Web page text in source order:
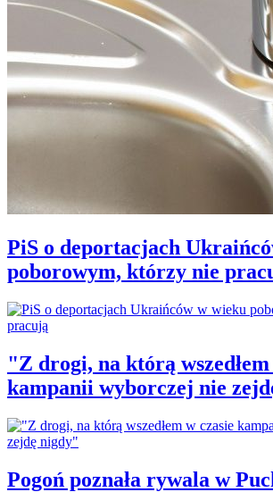
PiS o deportacjach
poborowym, którzy nie
"Z drogi, na którą wszedłem
kampanii wyborczej nie
Pogoń poznała rywala w